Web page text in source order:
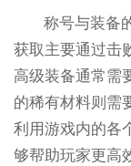
称号与装备
获取主要通过击
高级装备通常需
的稀有材料则需
利用游戏内的各
够帮助玩家更高